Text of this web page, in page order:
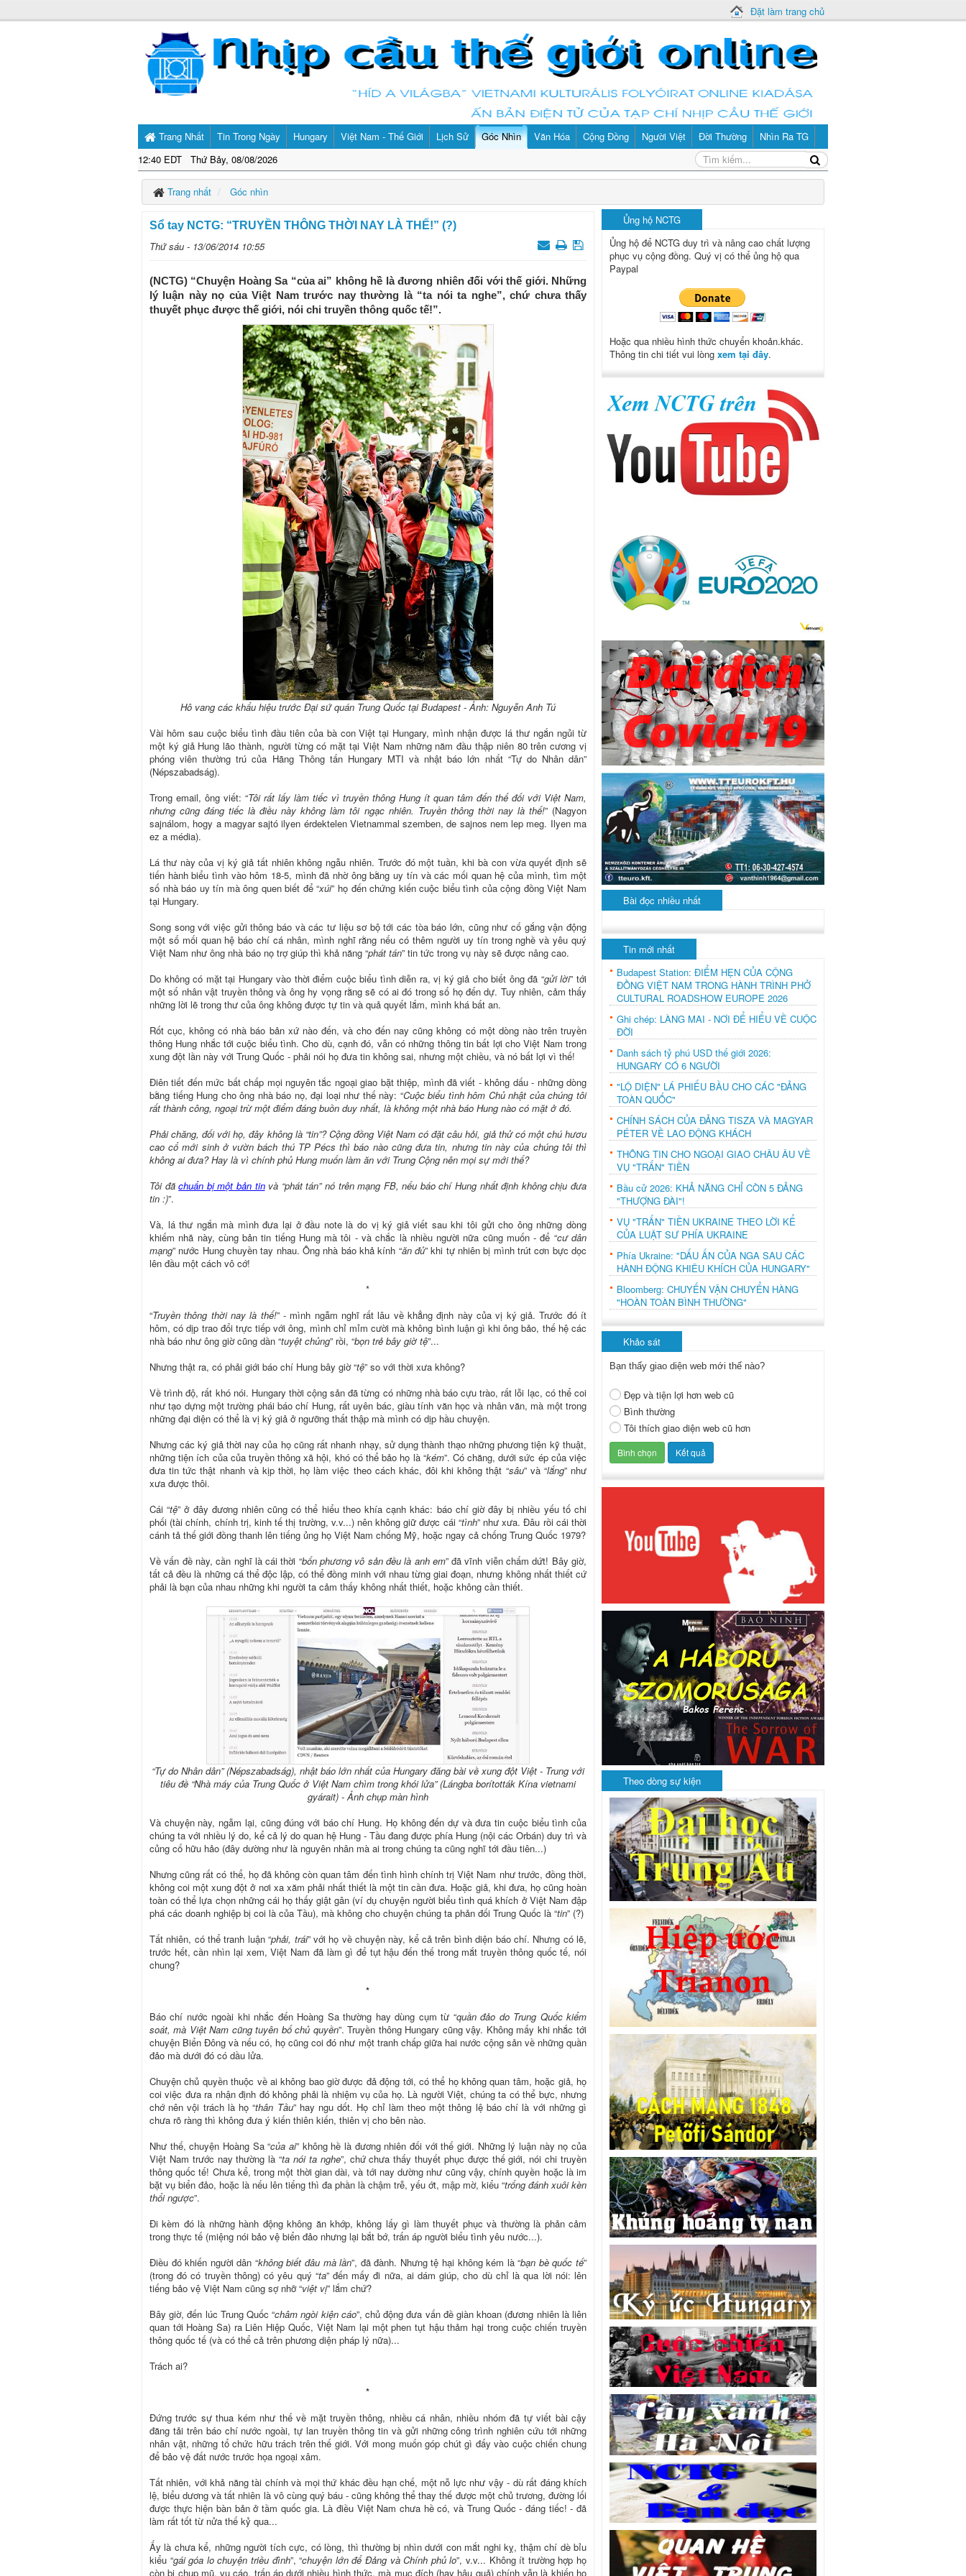
Đặt làm trang chủ
Trang Nhất
12:40 EDT Thứ Bảy, 08/08/2026
Tin Trong Ngày Hungary Việt Nam - Thế Giới Lịch Sử Góc Nhìn Văn Hóa Cộng Đồng Người Việt Đời Thường Nhìn Ra TG
Trang nhất Góc nhìn
Sổ tay NCTG: “TRUYỀN THÔNG THỜI NAY LÀ THẾ!” (?)
Thứ sáu - 13/06/2014 10:55
(NCTG) “Chuyện Hoàng Sa “của ai” không hề là đương nhiên đối với thế giới. Những
lý luận này nọ của Việt Nam trước nay thường là “ta nói ta nghe”, chứ chưa thấy
thuyết phục được thế giới, nói chi truyền thông quốc tế!”.
Hô vang các khẩu hiệu trước Đại sứ quán Trung Quốc tại Budapest - Ảnh: Nguyễn Anh Tú
Vài hôm sau cuộc biểu tình đầu tiên của bà con Việt tại Hungary, mình nhận được lá thư ngắn ngủi từ
một ký giả Hung lão thành, người từng có mặt tại Việt Nam những năm đầu thập niên 80 trên cương vị
phóng viên thường trú của Hãng Thông tấn Hungary MTI và nhật báo lớn nhất “Tự do Nhân dân”
(Népszabadság).
Trong email, ông viết: “Tôi rất lấy làm tiếc vì truyền thông Hung ít quan tâm đến thế đối với Việt Nam,
nhưng cũng đáng tiếc là điều này không làm tôi ngạc nhiên. Truyền thông thời nay là thế!” (Nagyon
sajnálom, hogy a magyar sajtó ilyen érdektelen Vietnammal szemben, de sajnos nem lep meg. Ilyen ma
ez a média).
Lá thư này của vị ký giả tất nhiên không ngẫu nhiên. Trước đó một tuần, khi bà con vừa quyết định sẽ
tiến hành biểu tình vào hôm 18-5, mình đã nhờ ông bằng uy tín và các mối quan hệ của mình, tìm một
số nhà báo uy tín mà ông quen biết để “xúi” họ đến chứng kiến cuộc biểu tình của cộng đồng Việt Nam
tại Hungary.
Song song với việc gửi thông báo và các tư liệu sơ bộ tới các tòa báo lớn, cũng như cố gắng vận động
một số mối quan hệ báo chí cá nhân, mình nghĩ rằng nếu có thêm người uy tín trong nghề và yêu quý
Việt Nam như ông nhà báo nọ trợ giúp thì khả năng “phát tán” tin tức trong vụ này sẽ được nâng cao.
Do không có mặt tại Hungary vào thời điểm cuộc biểu tình diễn ra, vị ký giả cho biết ông đã “gửi lời” tới
một số nhân vật truyền thông và ông hy vọng rằng sẽ có ai đó trong số họ đến dự. Tuy nhiên, cảm thấy
những lời lẽ trong thư của ông không được tự tin và quả quyết lắm, mình khá bất an.
Rốt cục, không có nhà báo bản xứ nào đến, và cho đến nay cũng không có một dòng nào trên truyền
thông Hung nhắc tới cuộc biểu tình. Cho dù, cạnh đó, vẫn có những thông tin bất lợi cho Việt Nam trong
xung đột lần này với Trung Quốc - phải nói họ đưa tin không sai, nhưng một chiều, và nó bất lợi vì thế!
Điên tiết đến mức bất chấp mọi nguyên tắc ngoại giao bặt thiệp, mình đã viết - không dấu - những dòng
bằng tiếng Hung cho ông nhà báo nọ, đại loại như thế này: “Cuộc biểu tình hôm Chủ nhật của chúng tôi
rất thành công, ngoại trừ một điểm đáng buồn duy nhất, là không một nhà báo Hung nào có mặt ở đó.
Phải chăng, đối với họ, đây không là “tin”? Cộng đồng Việt Nam có đặt câu hỏi, giả thử có một chú hươu
cao cổ mới sinh ở vườn bách thú TP Pécs thì báo nào cũng đưa tin, nhưng tin này của chúng tôi thì
không ai đưa? Hay là vì chính phủ Hung muốn làm ăn với Trung Cộng nên mọi sự mới thế?
Tôi đãchuẩn bị một bản tinvà “phát tán” nó trên mạng FB, nếu báo chí Hung nhất định không chịu đưa
tin :)”.
Và, lá thư ngắn mà mình đưa lại ở đầu note là do vị ký giả viết sau khi tôi gửi cho ông những dòng
khiếm nhã này, cùng bản tin tiếng Hung mà tôi - và chắc là nhiều người nữa cũng muốn - để “cư dân
mạng” nước Hung chuyền tay nhau. Ông nhà báo khả kính “ăn đủ” khi tự nhiên bị mình trút cơn bực dọc
lên đầu một cách vô cớ!
*
“Truyền thông thời nay là thế!” - mình ngẫm nghĩ rất lâu về khẳng định này của vị ký giả. Trước đó ít
hôm, có dịp trao đổi trực tiếp với ông, mình chỉ mỉm cười mà không bình luận gì khi ông bảo, thế hệ các
nhà báo như ông giờ cũng dần “tuyệt chủng” rồi, “bọn trẻ bây giờ tệ”...
Nhưng thật ra, có phải giới báo chí Hung bây giờ “tệ” so với thời xưa không?
Về trình độ, rất khó nói. Hungary thời cộng sản đã từng có những nhà báo cựu trào, rất lỗi lạc, có thể coi
như tạo dựng một trường phái báo chí Hung, rất uyên bác, giàu tính văn học và nhân văn, mà một trong
những đại diện có thể là vị ký giả ở ngưỡng thất thập mà mình có dịp hầu chuyện.
Nhưng các ký giả thời nay của họ cũng rất nhanh nhạy, sử dụng thành thạo những phương tiện kỹ thuật,
những tiện ích của của truyền thông xã hội, khó có thể bảo họ là “kém”. Có chăng, dưới sức ép của việc
đưa tin tức thật nhanh và kịp thời, họ làm việc theo cách khác, đôi khi không thật “sâu” và “lắng” như
xưa được thôi.
Cái “tệ” ở đây đương nhiên cũng có thể hiểu theo khía cạnh khác: báo chí giờ đây bị nhiều yếu tố chi
phối (tài chính, chính trị, kinh tế thị trường, v.v...) nên không giữ được cái “tình” như xưa. Đâu rồi cái thời
cánh tả thế giới đồng thanh lên tiếng ủng họ Việt Nam chống Mỹ, hoặc ngay cả chống Trung Quốc 1979?
Về vấn đề này, cần nghĩ là cái thời “bốn phương vô sản đều là anh em” đã vĩnh viễn chấm dứt! Bây giờ,
tất cả đều là những cá thể độc lập, có thể đồng minh với nhau từng giai đoạn, nhưng không nhất thiết cứ
phải là bạn của nhau những khi người ta cảm thấy không nhất thiết, hoặc không cần thiết.
“Tự do Nhân dân” (Népszabadság), nhật báo lớn nhất của Hungary đăng bài về xung đột Việt - Trung với
tiêu đề “Nhà máy của Trung Quốc ở Việt Nam chìm trong khói lửa” (Lángba borították Kína vietnami
gyárait) - Ảnh chụp màn hình
Và chuyện này, ngẫm lại, cũng đúng với báo chí Hung. Họ không đến dự và đưa tin cuộc biểu tình của
chúng ta với nhiều lý do, kể cả lý do quan hệ Hung - Tầu đang được phía Hung (nội các Orbán) duy trì và
củng cố hữu hảo (đây dường như là nguyên nhân mà ai trong chúng ta cũng nghĩ tới đầu tiên...)
Nhưng cũng rất có thể, họ đã không còn quan tâm đến tình hình chính trị Việt Nam như trước, đồng thời,
không coi một xung đột ở nơi xa xăm phải nhất thiết là một tin cần đưa. Hoặc giả, khi đưa, họ cũng hoàn
toàn có thể lựa chọn những cái họ thấy giật gân (ví dụ chuyện người biểu tình quá khích ở Việt Nam đập
phá các doanh nghiệp bị coi là của Tầu), mà không cho chuyện chúng ta phản đối Trung Quốc là “tin” (?)
Tất nhiên, có thể tranh luận “phải, trái” với họ về chuyện này, kể cả trên bình diện báo chí. Nhưng có lẽ,
trước hết, cần nhìn lại xem, Việt Nam đã làm gì để tụt hậu đến thế trong mắt truyền thông quốc tế, nói
chung?
*
Báo chí nước ngoài khi nhắc đến Hoàng Sa thường hay dùng cụm từ “quần đảo do Trung Quốc kiểm
soát, mà Việt Nam cũng tuyên bố chủ quyền”. Truyền thông Hungary cũng vậy. Không mấy khi nhắc tới
chuyện Biển Đông và nếu có, họ cũng coi đó như một tranh chấp giữa hai nước cộng sản về những quần
đảo mà dưới đó có dầu lửa.
Chuyện chủ quyền thuộc về ai không bao giờ được đả động tới, có thể họ không quan tâm, hoặc giả, họ
coi việc đưa ra nhận định đó không phải là nhiệm vụ của họ. Là người Việt, chúng ta có thể bực, nhưng
chớ nên vội trách là họ “thân Tầu” hay ngu dốt. Họ chỉ làm theo một thông lệ báo chí là với những gì
chưa rõ ràng thì không đưa ý kiến thiên kiến, thiên vị cho bên nào.
Như thế, chuyện Hoàng Sa “của ai” không hề là đương nhiên đối với thế giới. Những lý luận này nọ của
Việt Nam trước nay thường là “ta nói ta nghe”, chứ chưa thấy thuyết phục được thế giới, nói chi truyền
thông quốc tế! Chưa kể, trong một thời gian dài, và tới nay dường như cũng vậy, chính quyền hoặc là im
bặt vụ biển đảo, hoặc là nếu lên tiếng thì đa phần là chậm trễ, yếu ớt, mập mờ, kiểu “trống đánh xuôi kèn
thổi ngược”.
Đi kèm đó là những hành động không ăn khớp, không lấy gì làm thuyết phục và thường là phản cảm
trong thực tế (miệng nói bảo vệ biển đảo nhưng lại bắt bớ, trấn áp người biểu tình yêu nước...).
Điều đó khiến người dân “không biết đâu mà lần”, đã đành. Nhưng tệ hại không kém là “bạn bè quốc tế”
(trong đó có truyền thông) có yêu quý “ta” đến mấy đi nữa, ai dám giúp, cho dù chỉ là qua lời nói: lên
tiếng bảo vệ Việt Nam cũng sợ nhỡ “việt vị” lắm chứ?
Bây giờ, đến lúc Trung Quốc “châm ngòi kiện cáo”, chủ động đưa vấn đề giàn khoan (đương nhiên là liên
quan tới Hoàng Sa) ra Liên Hiệp Quốc, Việt Nam lại một phen tụt hậu thảm hại trong cuộc chiến truyền
thông quốc tế (và có thể cả trên phương diện pháp lý nữa)...
Trách ai?
*
Đứng trước sự thua kém như thế về mặt truyền thông, nhiều cá nhân, nhiều nhóm đã tự viết bài cậy
đăng tải trên báo chí nước ngoài, tự lan truyền thông tin và gửi những công trình nghiên cứu tới những
nhân vật, những tổ chức hữu trách trên thế giới. Với mong muốn góp chút gì đấy vào cuộc chiến chung
để bảo vệ đất nước trước họa ngoại xâm.
Tất nhiên, với khả năng tài chính và mọi thứ khác đều hạn chế, một nỗ lực như vậy - dù rất đáng khích
lệ, biểu dương và tất nhiên là vô cùng quý báu - cũng không thể thay thế được một chủ trương, đường lối
được thực hiện bàn bản ở tầm quốc gia. Là điều Việt Nam chưa hề có, và Trung Quốc - đáng tiếc! - đã
làm rất tốt từ nửa thế kỷ qua...
Ấy là chưa kể, những người tích cực, có lòng, thì thường bị nhìn dưới con mắt nghi kỵ, thậm chí dè bỉu
kiểu “gái góa lo chuyện triều đình”, “chuyện lớn để Đảng và Chính phủ lo”, v.v... Không ít trường hợp họ
còn bị chụp mũ, vu cáo, trấn áp dưới nhiều hình thức, mà mục đích (hay hậu quả) chính vẫn là khiến họ
Ủng hộ NCTG
Ủng hộ để NCTG duy trì và nâng cao chất lượng
phục vụ cộng đồng. Quý vị có thể ủng hộ qua
Paypal
Hoặc qua nhiều hình thức chuyển khoản.khác.
Thông tin chi tiết vui lòng xem tại đây.
Bài đọc nhiều nhất
Tin mới nhất
Budapest Station: ĐIỂM HẸN CỦA CỘNG
ĐỒNG VIỆT NAM TRONG HÀNH TRÌNH PHỞ
CULTURAL ROADSHOW EUROPE 2026
Ghi chép: LÀNG MAI - NƠI ĐỂ HIỂU VỀ CUỘC
ĐỜI
Danh sách tỷ phú USD thế giới 2026:
HUNGARY CÓ 6 NGƯỜI
"LỘ DIỆN" LÁ PHIẾU BẦU CHO CÁC "ĐẢNG
TOÀN QUỐC"
CHÍNH SÁCH CỦA ĐẢNG TISZA VÀ MAGYAR
PÉTER VỀ LAO ĐỘNG KHÁCH
THÔNG TIN CHO NGOẠI GIAO CHÂU ÂU VỀ
VỤ "TRẤN" TIỀN
Bầu cử 2026: KHẢ NĂNG CHỈ CÒN 5 ĐẢNG
"THƯỢNG ĐÀI"!
VỤ "TRẤN" TIỀN UKRAINE THEO LỜI KỂ
CỦA LUẬT SƯ PHÍA UKRAINE
Phía Ukraine: "DẤU ẤN CỦA NGA SAU CÁC
HÀNH ĐỘNG KHIÊU KHÍCH CỦA HUNGARY"
Bloomberg: CHUYẾN VẬN CHUYỂN HÀNG
"HOÀN TOÀN BÌNH THƯỜNG"
Khảo sát
Bạn thấy giao diện web mới thế nào?
Đẹp và tiện lợi hơn web cũ
Bình thường
Tôi thích giao diện web cũ hơn
Theo dòng sự kiện